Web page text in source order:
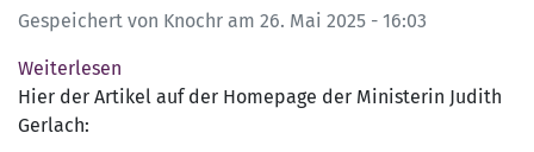
Gespeichert von Knochr am 26. Mai 2025 - 16:03
Weiterlesen
Besuch
Hier der Artikel auf der Homepage der Ministerin Judith
Gerlach: